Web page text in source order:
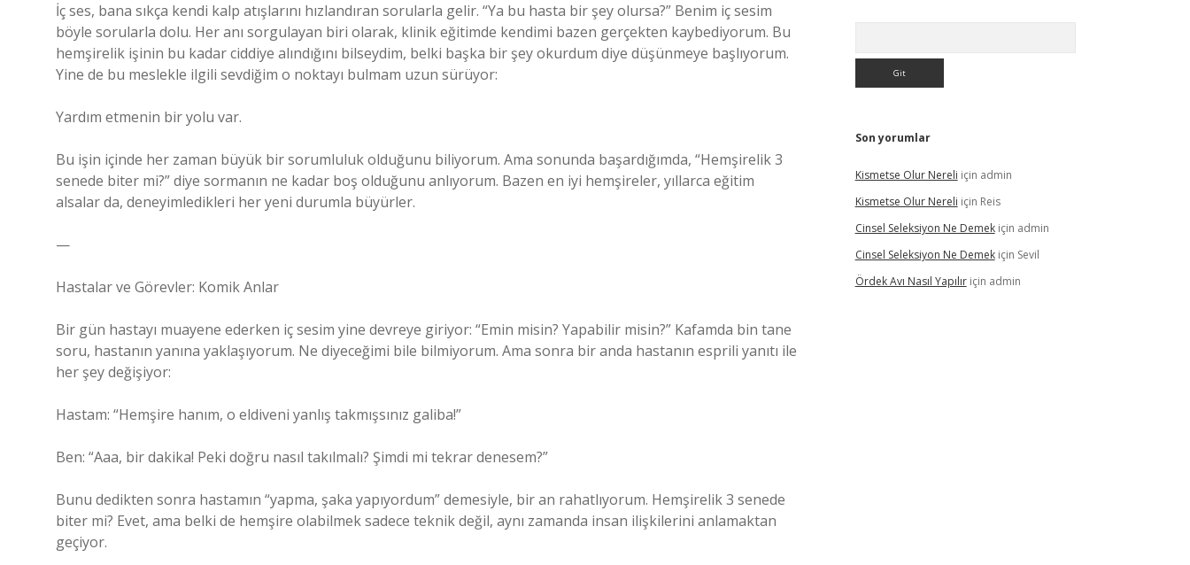
İç ses, bana sıkça kendi kalp atışlarını hızlandıran sorularla gelir. “Ya bu hasta bir şey olursa?” Benim iç sesim
böyle sorularla dolu. Her anı sorgulayan biri olarak, klinik eğitimde kendimi bazen gerçekten kaybediyorum. Bu
hemşirelik işinin bu kadar ciddiye alındığını bilseydim, belki başka bir şey okurdum diye düşünmeye başlıyorum.
Yine de bu meslekle ilgili sevdiğim o noktayı bulmam uzun sürüyor:
Yardım etmenin bir yolu var.
Bu işin içinde her zaman büyük bir sorumluluk olduğunu biliyorum. Ama sonunda başardığımda, “Hemşirelik 3
senede biter mi?” diye sormanın ne kadar boş olduğunu anlıyorum. Bazen en iyi hemşireler, yıllarca eğitim
alsalar da, deneyimledikleri her yeni durumla büyürler.
—
Hastalar ve Görevler: Komik Anlar
Bir gün hastayı muayene ederken iç sesim yine devreye giriyor: “Emin misin? Yapabilir misin?” Kafamda bin tane
soru, hastanın yanına yaklaşıyorum. Ne diyeceğimi bile bilmiyorum. Ama sonra bir anda hastanın esprili yanıtı ile
her şey değişiyor:
Hastam: “Hemşire hanım, o eldiveni yanlış takmışsınız galiba!”
Ben: “Aaa, bir dakika! Peki doğru nasıl takılmalı? Şimdi mi tekrar denesem?”
Bunu dedikten sonra hastamın “yapma, şaka yapıyordum” demesiyle, bir an rahatlıyorum. Hemşirelik 3 senede
biter mi? Evet, ama belki de hemşire olabilmek sadece teknik değil, aynı zamanda insan ilişkilerini anlamaktan
geçiyor.
Son yorumlar
Kismetse Olur Nereli için admin
Kismetse Olur Nereli için Reis
Cinsel Seleksiyon Ne Demekiçin admin
Cinsel Seleksiyon Ne Demekiçin Sevil
Ördek Avı Nasıl Yapılıriçin admin